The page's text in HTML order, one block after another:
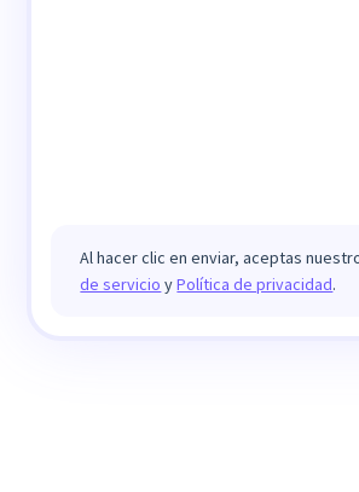
Al hacer clic en enviar, aceptas
de servicio yPolítica de privacidad.